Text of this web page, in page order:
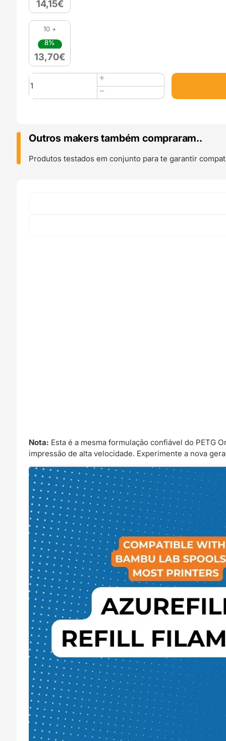
14,15€
10 +
8%
13,70€
Quantidade
de
PETG
(Refill)
1kg
Yellow
Outros makers também compraram..
Produtos testados em conjunto para te garantir
Nota: Esta é a mesma formulação confiável do PETG
impressão de alta velocidade. Experimente a nova